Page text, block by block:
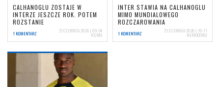
CALHANOGLU ZOSTAJE W
INTERZE JESZCZE ROK. POTEM
ROZSTANIE
1 KOMENTARZ 27 CZERWCA 2026 | 09:34
KEJMO
INTER STAWIA NA CALHANOGLU
MIMO MUNDIALOWEGO
ROZCZAROWANIA
1 KOMENTARZ 21 CZERWCA 2026 | 10:11
NERIOCORSI